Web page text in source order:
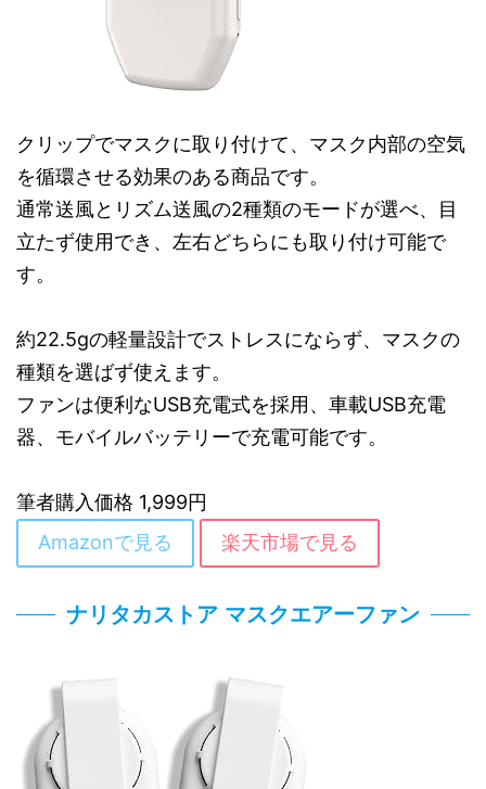
クリップでマスクに取り付けて、マスク内部の空気
を循環させる効果のある商品です。
通常送風とリズム送風の2種類のモードが選べ、目
立たず使用でき、左右どちらにも取り付け可能で
す。
約22.5gの軽量設計でストレスにならず、マスクの
種類を選ばず使えます。
ファンは便利なUSB充電式を採用、車載USB充電
器、モバイルバッテリーで充電可能です。
筆者購入価格 1,999円
Amazonで見る
楽天市場で見る
ナリタカストア マスクエアーファン